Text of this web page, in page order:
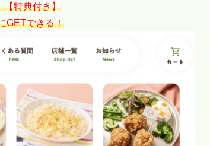
【特典付き】
GETできる！